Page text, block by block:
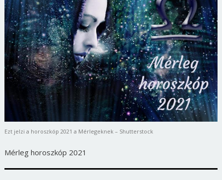
Ezt jelzi a horoszkóp 2021 a Mérlegeknek – Shutterstock
Mérleg horoszkóp 2021